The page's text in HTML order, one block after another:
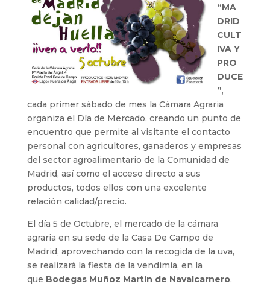
“MA
DRID
CULT
IVA Y
PRO
DUCE
”,
cada primer sábado de mes la Cámara Agraria
organiza el Día de Mercado, creando un punto de
encuentro que permite al visitante el contacto
personal con agricultores, ganaderos y empresas
del sector agroalimentario de la Comunidad de
Madrid, así como el acceso directo a sus
productos, todos ellos con una excelente
relación calidad/precio.
El día 5 de Octubre, el mercado de la cámara
agraria en su sede de la Casa De Campo de
Madrid, aprovechando con la recogida de la uva,
se realizará la fiesta de la vendimia, en la
que Bodegas Muñoz Martín de Navalcarnero,